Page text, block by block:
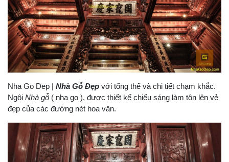
Nha Go Dep | Nhà Gỗ Đẹp với tổng thể và chi tiết chạm khắc.
Ngôi Nhà gỗ ( nha go ), được thiết kế chiếu sáng làm tôn lên vẻ
đẹp của các đường nét hoa văn.